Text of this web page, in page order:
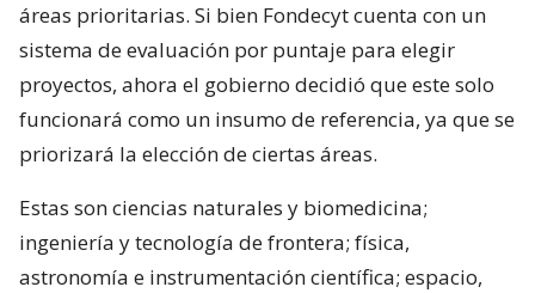
áreas prioritarias. Si bien Fondecyt cuenta con un
sistema de evaluación por puntaje para elegir
proyectos, ahora el gobierno decidió que este solo
funcionará como un insumo de referencia, ya que se
priorizará la elección de ciertas áreas.
Estas son ciencias naturales y biomedicina;
ingeniería y tecnología de frontera; física,
astronomía e instrumentación científica; espacio,